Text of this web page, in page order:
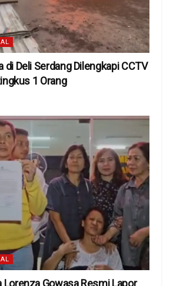
di Deli Serdang Dilengkapi CCTV
1 Orang
Lorenza Gowasa Resmi Lapor